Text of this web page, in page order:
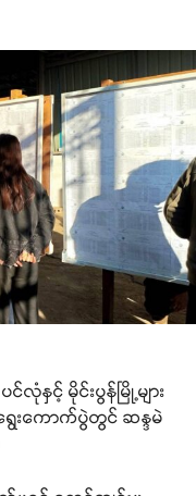
နှင့် မိုင်းပွန်မြို့များ
းကောက်ပွဲတွင် ဆန္ဒမဲ